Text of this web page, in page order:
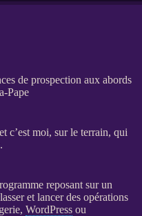
de prospection aux abords
Pape
c’est moi, sur le terrain, qui
reposant sur un
et lancer des opérations
WordPressou